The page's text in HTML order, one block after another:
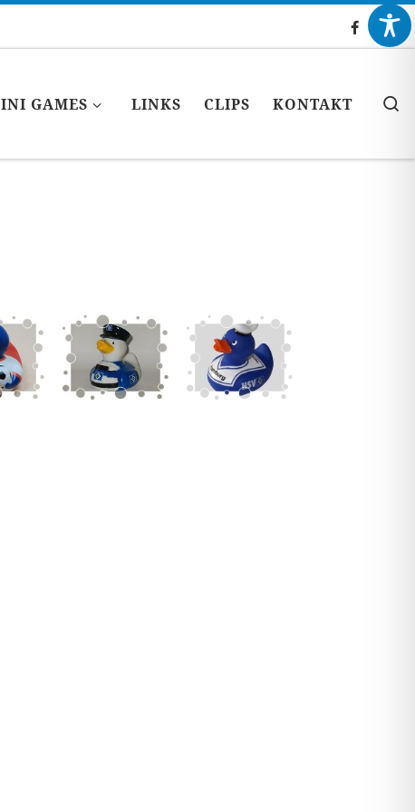
GAMES LINKS CLIPS KONTAKT